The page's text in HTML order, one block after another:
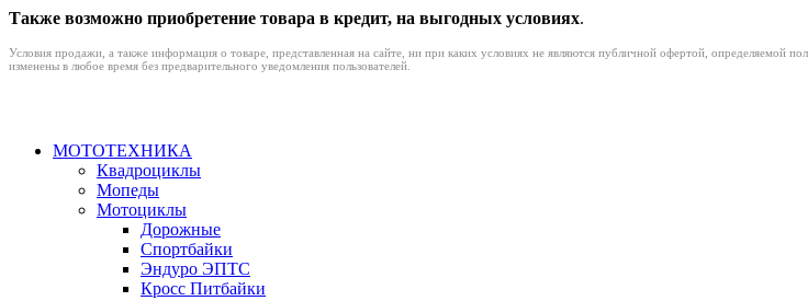
Также возможно приобретение товара в кредит, на выгодных условиях.
Условия продажи, а также информация о товаре, представленная на сайте, ни при каких условиях не являются публичной офертой, определяемой
изменены в любое время без предварительного уведомления пользователей.
МОТОТЕХНИКА
Квадроциклы
Мопеды
Мотоциклы
Дорожные
Спортбайки
Эндуро ЭПТС
Кросс Питбайки